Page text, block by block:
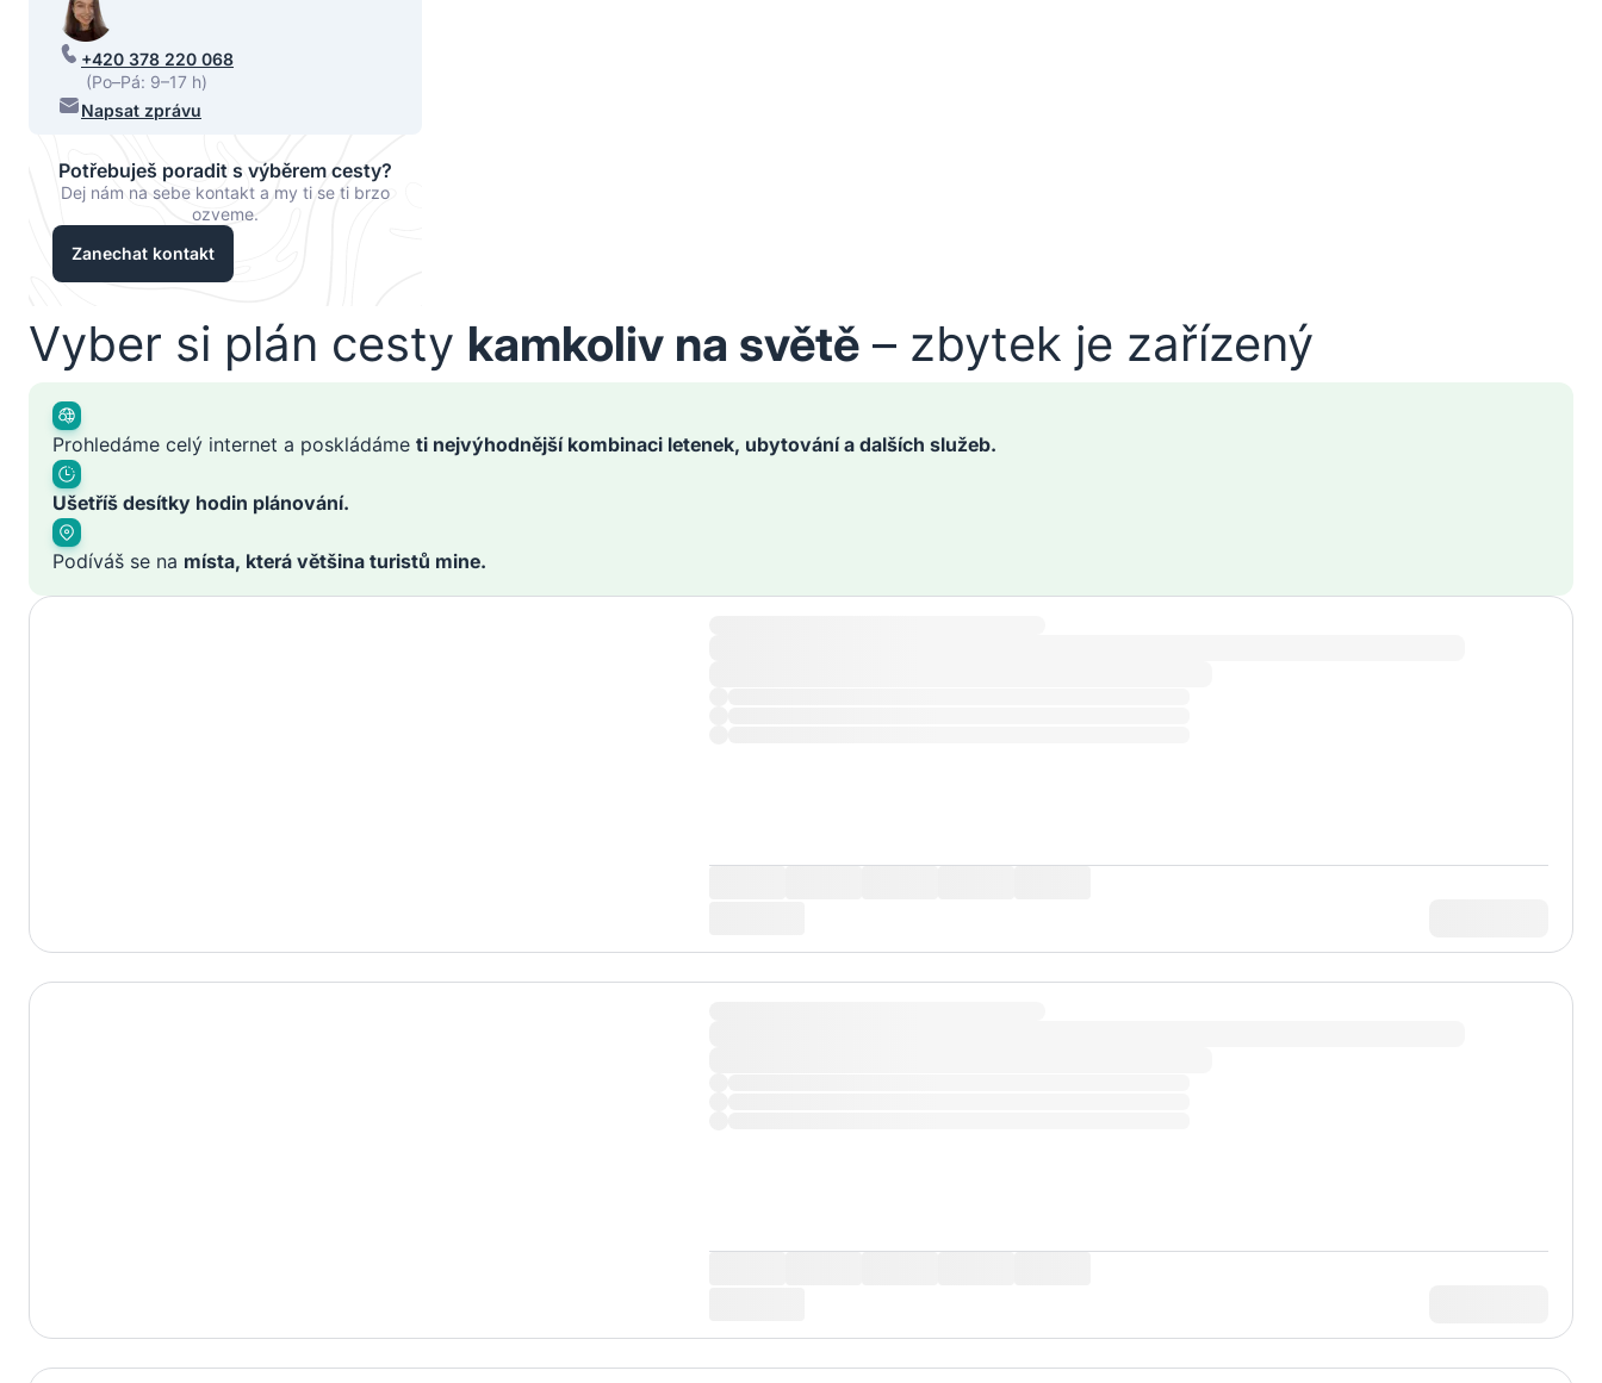
+420 378 220 068
(Po–Pá: 9–17 h)
Napsat zprávu
Potřebuješ poradit s výběrem cesty?
Dej nám na sebe kontakt a my ti se ti brzo
ozveme.
Zanechat kontakt
Vyber si plán cesty kamkoliv na světě – zbytek je zařízený
Prohledáme celý internet a poskládáme ti nejvýhodnější kombinaci letenek, ubytování a dalších služeb.
Ušetříš desítky hodin plánování.
Podíváš se na místa, která většina turistů mine.